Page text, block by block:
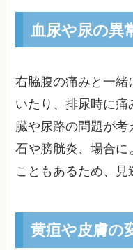
血尿や尿の異
右脇腹の痛みと一緒
いたり、排尿時に
臓や尿路の問題が
石や膀胱炎、場合に
こともあるため、見
黄疸や皮膚の